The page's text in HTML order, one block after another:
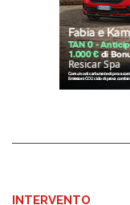
INTERVENTO